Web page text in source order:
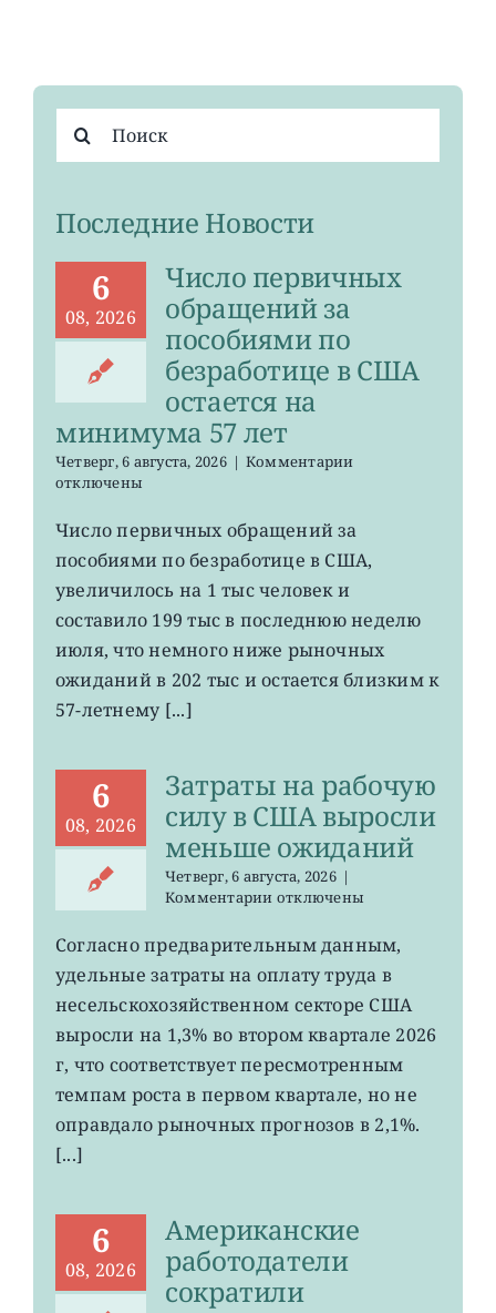
поиска:
Последние Новости
6
08, 2026
Число первичных
обращений за
пособиями по
безработице в США
остается на
минимума 57 лет
Четверг, 6 августа, 2026 | Комментариик
первичных
за
безработице
в
остается
лет
отключены
Число первичных обращений за
пособиями по безработице в США,
увеличилось на 1 тыс человек и
составило 199 тыс в последнюю неделю
июля, что немного ниже рыночных
ожиданий в 202 тыс и остается близким к
57-летнему [...]
6
08, 2026
Затраты на рабочую
силу в США выросли
меньше ожиданий
Четверг, 6 августа, 2026 |
Комментариик
Затраты
рабочую
силу
США
выросли
ожиданий
отключены
Согласно предварительным данным,
удельные затраты на оплату труда в
несельскохозяйственном секторе США
выросли на 1,3% во втором квартале 2026
г, что соответствует пересмотренным
темпам роста в первом квартале, но не
оправдало рыночных прогнозов в 2,1%.
[...]
6
08, 2026
Американские
работодатели
сократили